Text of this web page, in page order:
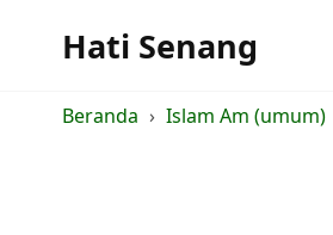
Hati Senang
Beranda Islam Am (umum)